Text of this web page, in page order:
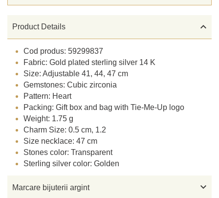
Product Details 
Cod produs: 59299837
Fabric: Gold plated sterling silver 14 K
Size: Adjustable 41, 44, 47 cm
Gemstones: Cubic zirconia
Pattern: Heart
Packing: Gift box and bag with Tie-Me-Up logo
Weight: 1.75 g
Charm Size: 0.5 cm, 1.2
Size necklace: 47 cm
Stones color: Transparent
Sterling silver color: Golden
Marcare bijuterii argint 